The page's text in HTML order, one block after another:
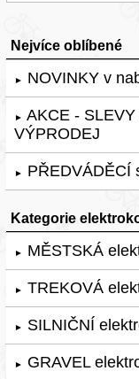
Nejvíce oblíbené
► NOVINKY v
► AKCE - SLEVY
VÝPRODEJ
► PŘEDVÁDĚCÍ
Kategorie
► MĚSTSKÁ
► TREKOVÁ
► SILNIČNÍ
► GRAVEL